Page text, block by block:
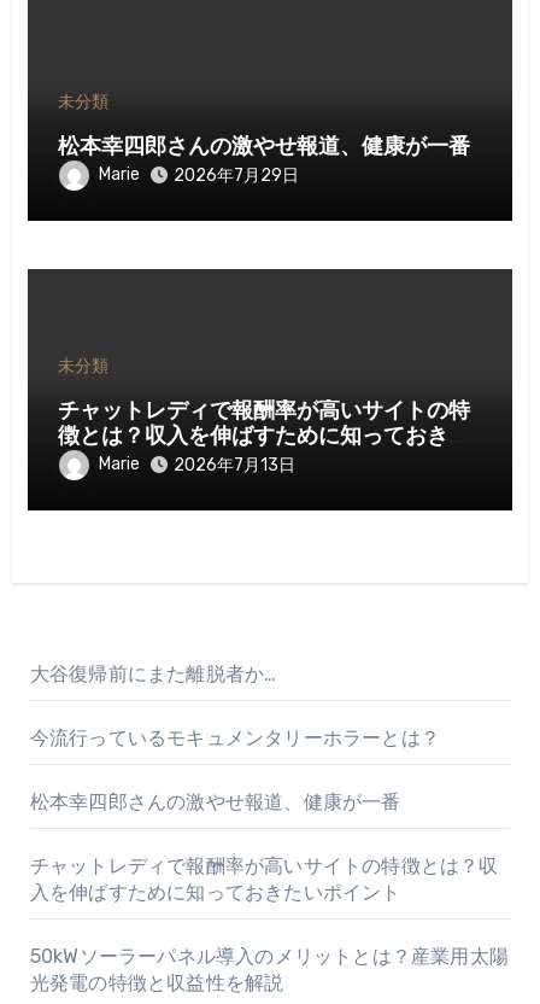
未分類
松本幸四郎さんの激やせ報道、健康が一番
Marie 2026年7月29日
未分類
チャットレディで報酬率が高いサイトの特
徴とは？収入を伸ばすために知っておきた
いポイント
Marie 2026年7月13日
大谷復帰前にまた離脱者か…
今流行っているモキュメンタリーホラーとは？
松本幸四郎さんの激やせ報道、健康が一番
チャットレディで報酬率が高いサイトの特徴とは？収
入を伸ばすために知っておきたいポイント
50kWソーラーパネル導入のメリットとは？産業用太陽
光発電の特徴と収益性を解説